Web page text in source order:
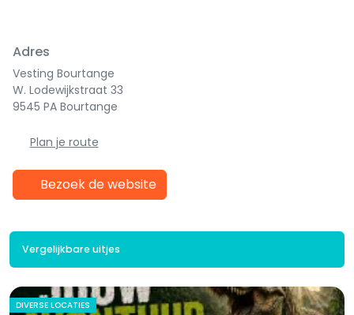
Adres
Vesting Bourtange
W. Lodewijkstraat 33
9545 PA Bourtange
Plan je route
Bezoek de website
Vergelijkbare uitjes
DIVERSE LOCATIES